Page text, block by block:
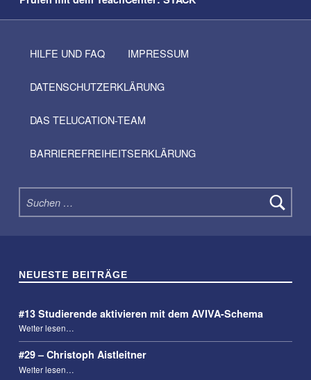
HILFE UND FAQ IMPRESSUM
DATENSCHUTZERKLÄRUNG
DAS TELUCATION-TEAM
BARRIEREFREIHEITSERKLÄRUNG
Suchen nach:
NEUESTE BEITRÄGE
#13 Studierende aktivieren mit dem AVIVA-Schema
Weiter lesen“#13 Studierende aktivieren mit dem AVIVA-Schema”
…
#29 – Christoph Aistleitner
Weiter lesen…